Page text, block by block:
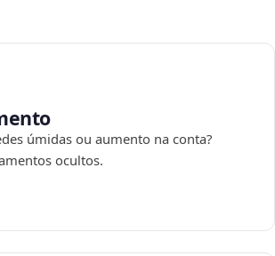
úmidas ou aumento na conta?
ocultos.